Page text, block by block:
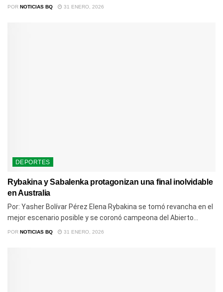
POR NOTICIAS BQ 31 ENERO, 2026
DEPORTES
Rybakina y Sabalenka protagonizan una final inolvidable
en Australia
Por: Yasher Bolívar Pérez Elena Rybakina se tomó revancha en el
mejor escenario posible y se coronó campeona del Abierto...
POR NOTICIAS BQ 31 ENERO, 2026